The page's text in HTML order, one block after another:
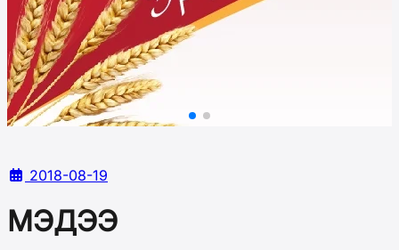
2018-08-19
МЭДЭЭ